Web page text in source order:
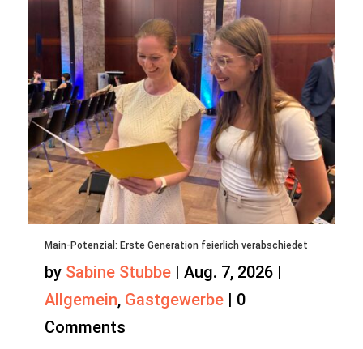
Main-Potenzial: Erste Generation feierlich verabschiedet
by Sabine Stubbe | Aug. 7, 2026 |
Allgemein, Gastgewerbe | 0
Comments